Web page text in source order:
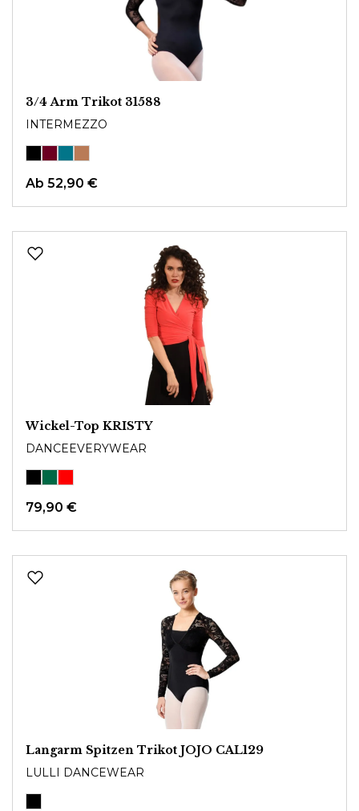
3/4 Arm Trikot 31588
INTERMEZZO
Ab 52,90 €
Wickel-Top KRISTY
DANCEEVERYWEAR
79,90 €
Langarm Spitzen Trikot JOJO CAL129
LULLI DANCEWEAR